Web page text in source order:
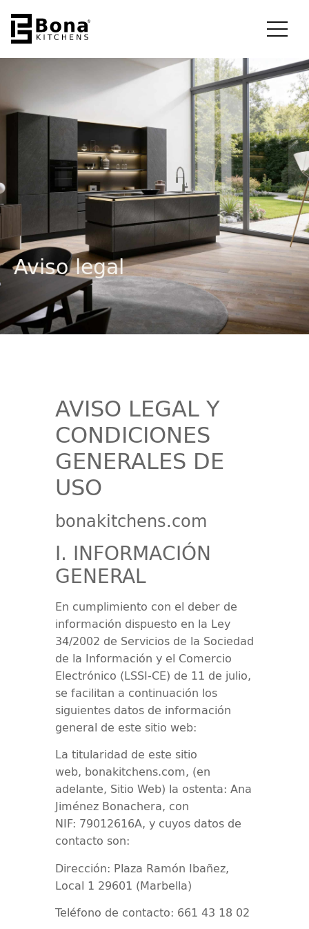
Aviso legal
AVISO LEGAL Y
CONDICIONES
GENERALES DE
USO
bonakitchens.com
I. INFORMACIÓN
GENERAL
En cumplimiento con el deber de
información dispuesto en la Ley
34/2002 de Servicios de la Sociedad
de la Información y el Comercio
Electrónico (LSSI-CE) de 11 de julio,
se facilitan a continuación los
siguientes datos de información
general de este sitio web:
La titularidad de este sitio
web, bonakitchens.com, (en
adelante, Sitio Web) la ostenta: Ana
Jiménez Bonachera, con
NIF: 79012616A, y cuyos datos de
contacto son:
Dirección: Plaza Ramón Ibañez,
Local 1 29601 (Marbella)
Teléfono de contacto: 661 43 18 02